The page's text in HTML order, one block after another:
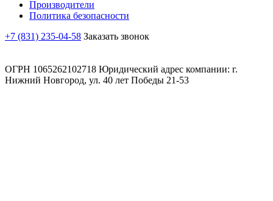
Производители
Политика безопасности
+7 (831) 235-04-58 Заказать звонок
ОГРН 1065262102718 Юридический адрес компании: г.
Нижний Новгород, ул. 40 лет Победы 21-53